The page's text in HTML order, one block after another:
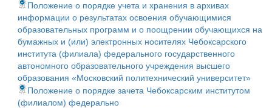
Положение о порядке учета и хранения в архивах
информации о результатах освоения обучающимися
образовательных программ и о поощрении обучающихся на
бумажных и (или) электронных носителях Чебоксарского
института (филиала) федерального государственного
автономного образовательного учреждения высшего
образования «Московский политехнический университет»
Положение о порядке зачета Чебоксарским институтом
(филиалом) федерально